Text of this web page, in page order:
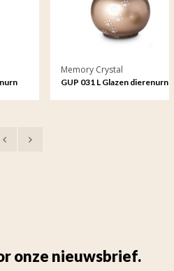
Memory Crystal
GUP 031 L Glazen dierenurn
onze nieuwsbrief.